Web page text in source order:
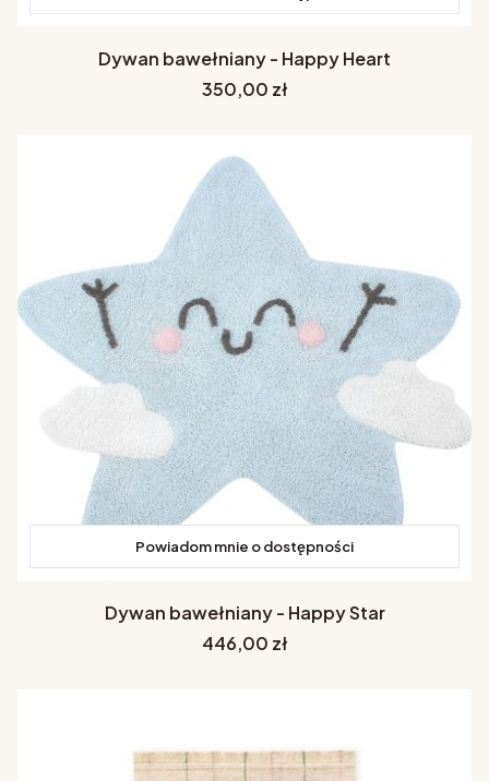
Dywan bawełniany - Happy Heart
Cena
350,00 zł
Powiadom mnie o dostępności
Dywan bawełniany - Happy Star
Cena
446,00 zł